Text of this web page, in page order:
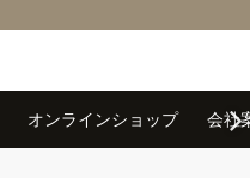
オンラインショップ 会社